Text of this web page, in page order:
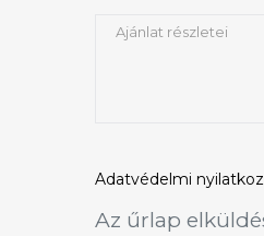
Adatvédelmi
Az űrlap